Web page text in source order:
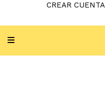
CREAR CUENTA